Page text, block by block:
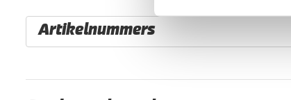
Artikelnummers